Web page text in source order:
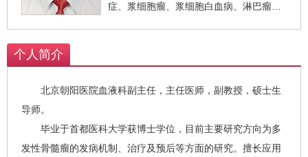
症、浆细胞瘤、浆细胞白血病、淋巴瘤、
个人简介
北京朝阳医院血液科副主任，主任医师，副教授，硕士生
导师。
毕业于首都医科大学获博士学位，目前主要研究方向为多
发性骨髓瘤的发病机制、治疗及预后等方面的研究。擅长应用